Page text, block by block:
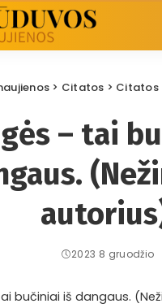
> Citatos > Citatos
– tai
2023 8 gruodžio
bučiniai iš dangaus.